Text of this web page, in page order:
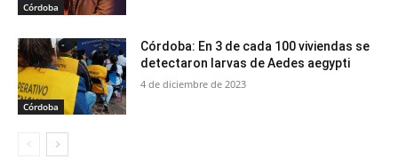
Córdoba
Córdoba
Córdoba: En 3 de cada 100 viviendas se
detectaron larvas de Aedes aegypti
4 de diciembre de 2023